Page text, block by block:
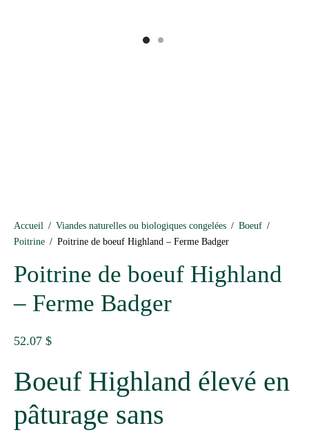
Accueil / Viandes naturelles ou biologiques congelées / Boeuf /
Poitrine / Poitrine de boeuf Highland – Ferme Badger
Poitrine de boeuf Highland
– Ferme Badger
52.07 $
Boeuf Highland élevé en
pâturage sans